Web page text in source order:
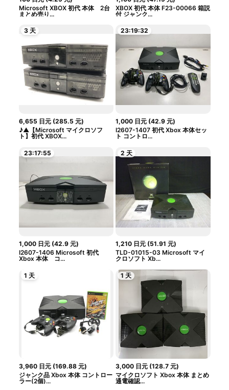
Microsoft XBOX 初代 本体 2台
まとめ売り...
XBOX 初代 本体 F23-00066 箱説
付 ジャンク...
3 天
6,655 日元(285.5 元)
♪▲【Microsoft マイクロソフ
ト】初代 XBOX...
23:19:31
1,000 日元 (42.9 元)
I2607-1407 初代 Xbox 本体セッ
ト コントロ...
23:17:54
1,000 日元(42.9 元)
I2607-1406 Microsoft 初代
Xbox 本体 コ...
2 天
1,210 日元 (51.91 元)
TLD-01015-03 Microsoft マイ
クロソフト Xb...
1 天
3,960 日元(169.88 元)
ジャンク品 Xbox 本体 コントロー
ラー(2個)...
1 天
3,000 日元 (128.7 元)
マイクロソフト Xbox 本体 まとめ
通電確認...